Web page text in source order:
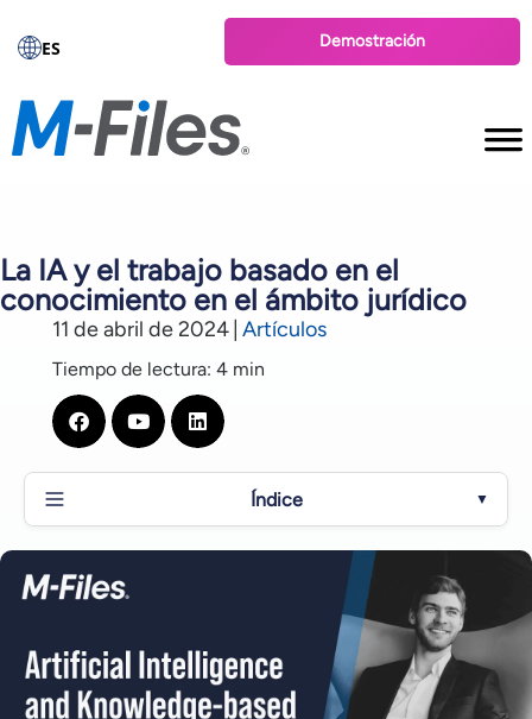
ES Demostración
La IA y el trabajo basado en el
conocimiento en el ámbito jurídico
11 de abril de 2024 Artículos
Tiempo de lectura: 4 min
Índice ▼
El futuro del trabajo del conocimiento en la abogacía
Gestión del trabajo del conocimiento y la innovación
Automatización del trabajo del conocimiento
IA y automatización del trabajo del conocimiento